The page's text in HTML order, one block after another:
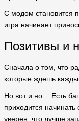
С модом становится
игра начинает
Позитивы и
Сначала о том, что
которые ждешь
Но вот и но… Есть
приходится
уверен, что лучше